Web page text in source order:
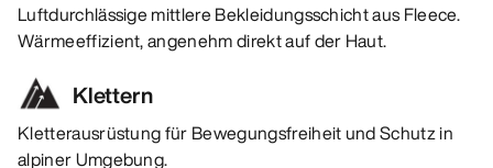
Luftdurchlässige mittlere Bekleidungsschicht aus Fleece.
Wärmeeffizient, angenehm direkt auf der Haut.
Klettern
Kletterausrüstung für Bewegungsfreiheit und Schutz in
alpiner Umgebung.